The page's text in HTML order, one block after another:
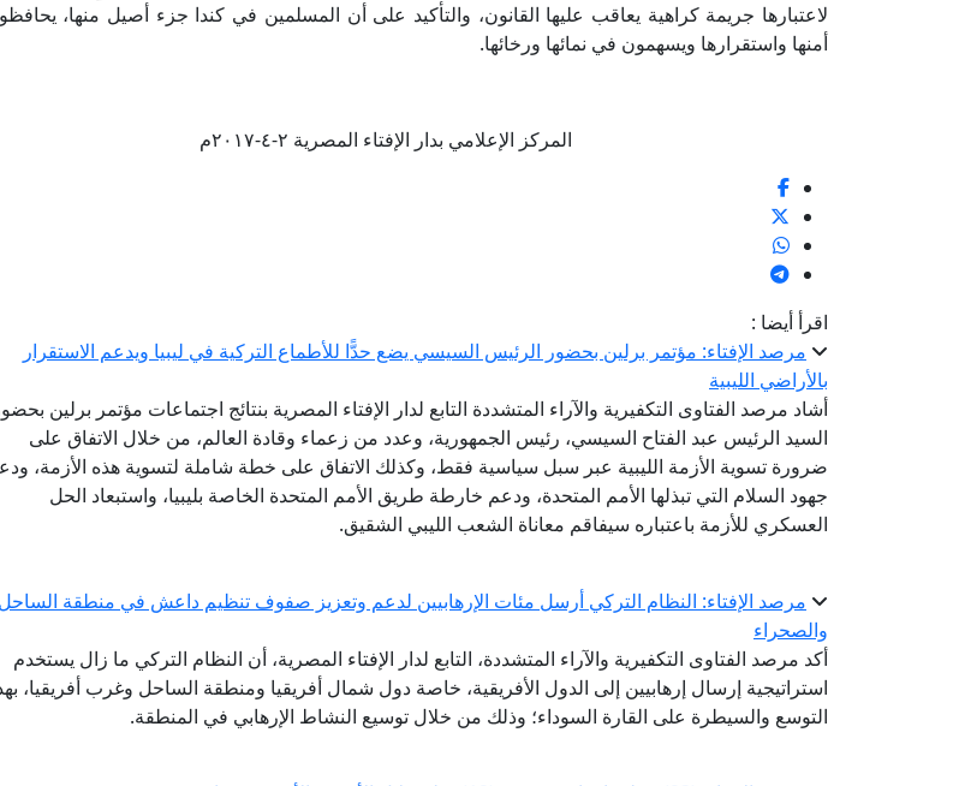
لاعتبارها جريمة كراهية يعاقب عليها القانون، والتأكيد على أن المسلمين في كندا جزء أصيل منها،
أمنها واستقرارها ويسهمون في نمائها ورخائها.
المركز الإعلامي بدار الإفتاء المصرية ٢-٤-٢٠١٧م
اقرأ أيضا :
مرصد الإفتاء: مؤتمر برلين بحضور الرئيس السيسي يضع حدًّا للأطماع التركية في ليبيا ويدعم الاستقرار
بالأراضي الليبية
أشاد مرصد الفتاوى التكفيرية والآراء المتشددة التابع لدار الإفتاء المصرية بنتائج اجتماعات مؤتمر برلين
السيد الرئيس عبد الفتاح السيسي، رئيس الجمهورية، وعدد من زعماء وقادة العالم، من خلال الاتفاق على
ضرورة تسوية الأزمة الليبية عبر سبل سياسية فقط، وكذلك الاتفاق على خطة شاملة لتسوية هذه الأزمة،
جهود السلام التي تبذلها الأمم المتحدة، ودعم خارطة طريق الأمم المتحدة الخاصة بليبيا، واستبعاد الحل
العسكري للأزمة باعتباره سيفاقم معاناة الشعب الليبي الشقيق.
مرصد الإفتاء: النظام التركي أرسل مئات الإرهابيين لدعم وتعزيز صفوف تنظيم داعش في منطقة الساحل
والصحراء
أكد مرصد الفتاوى التكفيرية والآراء المتشددة، التابع لدار الإفتاء المصرية، أن النظام التركي ما زال يستخدم
استراتيجية إرسال إرهابيين إلى الدول الأفريقية، خاصة دول شمال أفريقيا ومنطقة الساحل وغرب أفريقيا،
التوسع والسيطرة على القارة السوداء؛ وذلك من خلال توسيع النشاط الإرهابي في المنطقة.